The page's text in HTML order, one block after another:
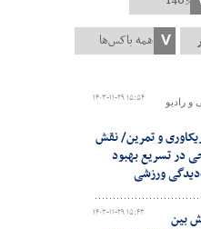
۱۴۰۳-۱۱-۲۹ ۱۵:۵۴
رادیو
و تمرین/ نقش
در تسریع بهبود
ورزشی
۱۴۰۳-۱۱-۲۹ ۱۵:۴۳
بین